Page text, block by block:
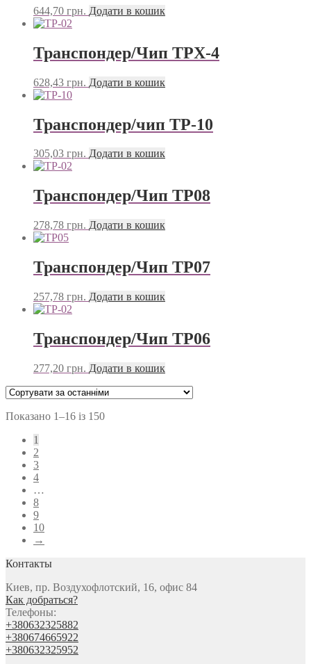
644,70 грн. Додати в кошик
Транспондер/Чип TPX-4
628,43 грн. Додати в кошик
Транспондер/чип TP-10
305,03 грн. Додати в кошик
Транспондер/Чип TP08
278,78 грн. Додати в кошик
Транспондер/Чип TP07
257,78 грн. Додати в кошик
Транспондер/Чип TP06
277,20 грн. Додати в кошик
Показано 1–16 із 150
1
2
3
4
…
8
9
10
→
Контакты
Киев, пр. Воздухофлотский, 16, офис 84
Как добраться?
Телефоны:
+380632325882
+380674665922
+380632325952